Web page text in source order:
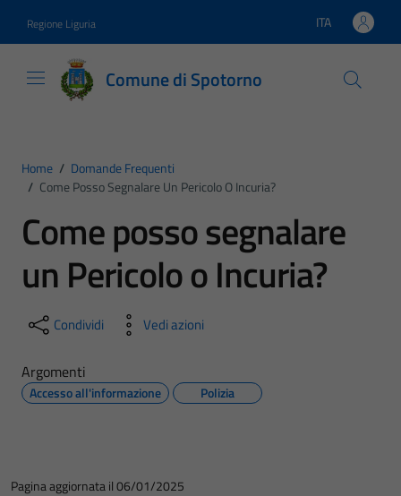
Regione Liguria Lingua attiva:
ITA
Comune di Spotorno
Home / Domande Frequenti
/ Come Posso Segnalare Un Pericolo O Incuria?
Come posso segnalare
un Pericolo o Incuria?
Condividi Vedi azioni
Argomenti
Accesso all'informazione Polizia
Pagina aggiornata il 06/01/2025